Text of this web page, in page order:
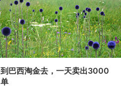
到巴西淘金去，一天卖出3000
单